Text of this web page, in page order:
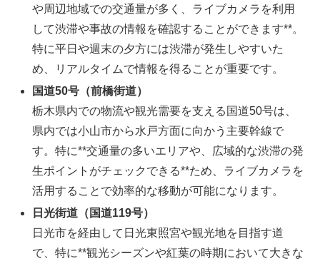
や周辺地域での交通量が多く、ライブカメラを利用
して渋滞や事故の情報を確認することができます**。
特に平日や週末の夕方には渋滞が発生しやすいた
め、リアルタイムで情報を得ることが重要です。
国道50号（前橋街道）
栃木県内での物流や観光需要を支える国道50号は、
県内では小山市から水戸方面に向かう主要幹線で
す。特に**交通量の多いエリアや、広域的な渋滞の発
生ポイントがチェックできる**ため、ライブカメラを
活用することで効率的な移動が可能になります。
日光街道（国道119号）
日光市を経由して日光東照宮や観光地を目指す道
で、特に**観光シーズンや紅葉の時期において大きな